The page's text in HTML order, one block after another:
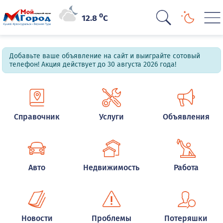
12.8oC
Добавьте ваше объявление на сайт и выиграйте сотовый
телефон! Акция действует до 30 августа 2026 года!
Справочник Услуги Объявления
Авто Недвижимость Работа
Новости Проблемы Потеряшки